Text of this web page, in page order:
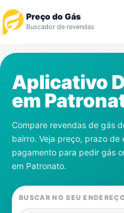
Preço do Gás
Buscador de revendas
Revendedor
Notícias
Cadastre-se
Gás
Aplicativo
em
Compare revendas de gás
bairro. Veja preço, prazo de
pagamento para pedir gás
em Patronato.
BUSCAR NO SEU ENDEREÇO